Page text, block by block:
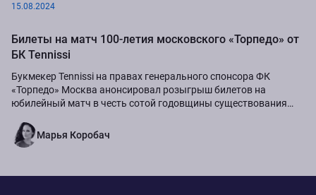
15.08.2024
Билеты на матч 100-летия московского «Торпедо» от
БК Tennissi
Букмекер Tennissi на правах генерального спонсора ФК
«Торпедо» Москва анонсировал розыгрыш билетов на
юбилейный матч в честь сотой годовщины существования
Марья Коробач